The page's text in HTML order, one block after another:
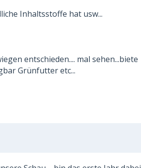
Inhaltsstoffe hat usw...
entschieden.... mal sehen...biete
Grünfutter etc...